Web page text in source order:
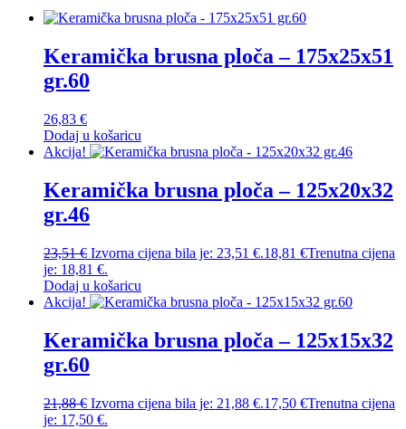
Keramička brusna ploča – 175x25x51
gr.60
26,83 €
Dodaj u košaricu
Akcija!
Keramička brusna ploča – 125x20x32
gr.46
23,51€ Izvorna cijena bila je: 23,51 €.18,81 €Trenutna cijena
je: 18,81 €.
Dodaj u košaricu
Akcija!
Keramička brusna ploča – 125x15x32
gr.60
21,88€ Izvorna cijena bila je: 21,88 €.17,50 €Trenutna cijena
je: 17,50 €.